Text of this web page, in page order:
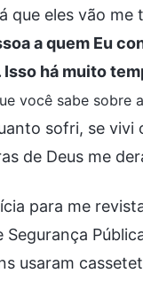
eles vão me
a quem Eu
há muito
você sabe sobre
sofri, se
de Deus me
para me
usaram